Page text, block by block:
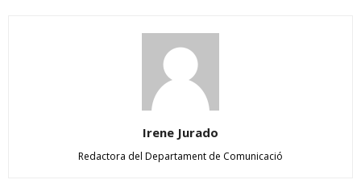
Irene Jurado
Redactora del Departament de Comunicació